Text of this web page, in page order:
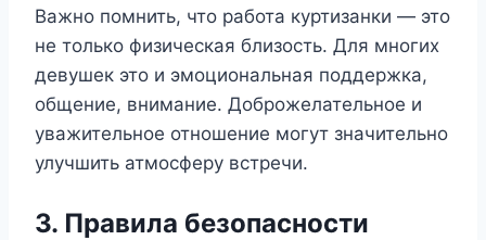
Важно помнить, что работа куртизанки — это
не только физическая близость. Для многих
девушек это и эмоциональная поддержка,
общение, внимание. Доброжелательное и
уважительное отношение могут значительно
улучшить атмосферу встречи.
3. Правила безопасности